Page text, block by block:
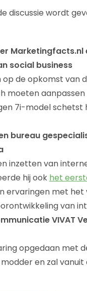
discussie wordt
Marketingfacts.nl
social business
de opkomst van
moeten
7i-model schetst
bureau
inzetten van
hij ook het
ervaringen met het
van
VIVAT
opgedaan met
en zal